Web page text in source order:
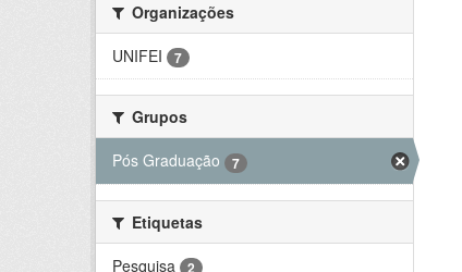
Organizações
UNIFEI
7
Grupos
Pós Graduação
7
Etiquetas
Pesquisa
2